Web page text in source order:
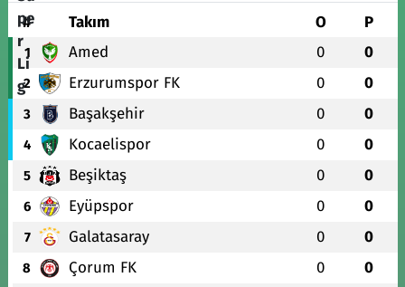
# Takım O P
1 Amed 0 0
2 Erzurumspor FK 0 0
3 Başakşehir 0 0
4 Kocaelispor 0 0
5 Beşiktaş 0 0
6 Eyüpspor 0 0
7 Galatasaray 0 0
8 Çorum FK 0 0